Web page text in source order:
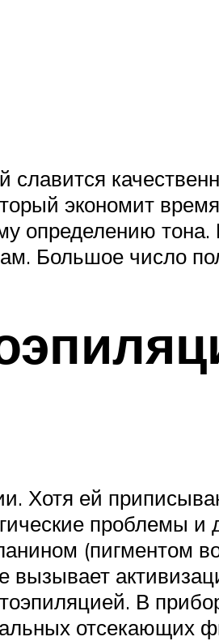
славится
экономит
определению
Большое число
Хотя ей
проблемы
(пигментом
В
отсекающих